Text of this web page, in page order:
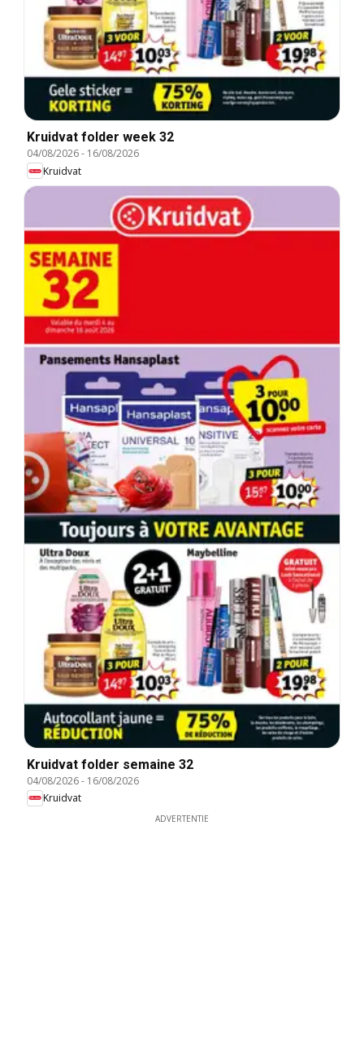
Kruidvat folder week 32
04/08/2026- 16/08/2026
Kruidvat
Kruidvat folder semaine 32
04/08/2026- 16/08/2026
Kruidvat
ADVERTENTIE